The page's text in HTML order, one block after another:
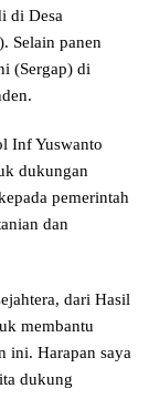
di Desa
Selain panen
(Sergap) di
Inf Yuswanto
dukungan
pemerintah
dan
dari Hasil
membantu
ini. Harapan saya
dukung